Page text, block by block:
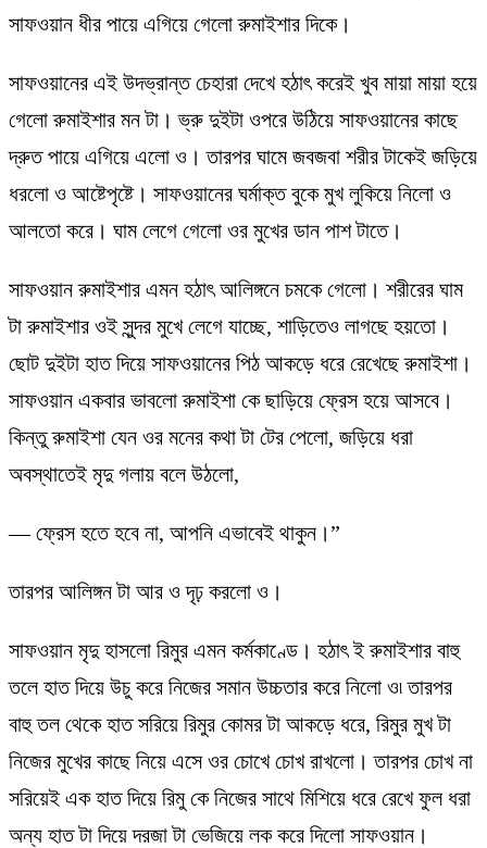
সাফওয়ান ধীর পায়ে এগিয়ে গেলো রুমাইশার দিকে।
সাফওয়ানের এই উদভ্রান্ত চেহারা দেখে হঠাৎ করেই খুব মায়া মায়া হয়ে
গেলো রুমাইশার মন টা। ভ্রু দুইটা ওপরে উঠিয়ে সাফওয়ানের কাছে
দ্রুত পায়ে এগিয়ে এলো ও। তারপর ঘামে জবজবা শরীর টাকেই জড়িয়ে
ধরলো ও আষ্টেপৃষ্টে। সাফওয়ানের ঘর্মাক্ত বুকে মুখ লুকিয়ে নিলো ও
আলতো করে। ঘাম লেগে গেলো ওর মুখের ডান পাশ টাতে।
সাফওয়ান রুমাইশার এমন হঠাৎ আলিঙ্গনে চমকে গেলো। শরীরের ঘাম
টা রুমাইশার ওই সুন্দর মুখে লেগে যাচ্ছে, শাড়িতেও লাগছে হয়তো।
ছোট দুইটা হাত দিয়ে সাফওয়ানের পিঠ আকড়ে ধরে রেখেছে রুমাইশা।
সাফওয়ান একবার ভাবলো রুমাইশা কে ছাড়িয়ে ফ্রেস হয়ে আসবে।
কিন্তু রুমাইশা যেন ওর মনের কথা টা টের পেলো, জড়িয়ে ধরা
অবস্থাতেই মৃদু গলায় বলে উঠলো,
— ফ্রেস হতে হবে না, আপনি এভাবেই থাকুন।”
তারপর আলিঙ্গন টা আর ও দৃঢ় করলো ও।
সাফওয়ান মৃদু হাসলো রিমুর এমন কর্মকাণ্ডে। হঠাৎ ই রুমাইশার বাহু
তলে হাত দিয়ে উচু করে নিজের সমান উচ্চতার করে নিলো ও৷ তারপর
বাহু তল থেকে হাত সরিয়ে রিমুর কোমর টা আকড়ে ধরে, রিমুর মুখ টা
নিজের মুখের কাছে নিয়ে এসে ওর চোখে চোখ রাখলো। তারপর চোখ না
সরিয়েই এক হাত দিয়ে রিমু কে নিজের সাথে মিশিয়ে ধরে রেখে ফুল ধরা
অন্য হাত টা দিয়ে দরজা টা ভেজিয়ে লক করে দিলো সাফওয়ান।